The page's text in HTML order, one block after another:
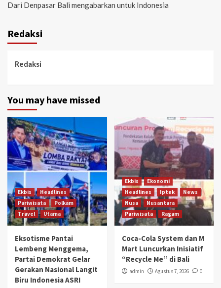
Dari Denpasar Bali mengabarkan untuk Indonesia
Redaksi
Redaksi
You may have missed
Ekbis
Headlines
Pariwisata
Polkam
Travel
Utama
Eksotisme Pantai
Lembeng Menggema,
Partai Demokrat Gelar
Gerakan Nasional Langit
Biru Indonesia ASRI
Ekbis
Ekonomi
Headlines
Iptek
News
Nusa
Nusantara
Pariwisata
Ragam
Coca-Cola System dan M
Mart Luncurkan Inisiatif
“Recycle Me” di Bali
admin Agustus 7, 2026 0